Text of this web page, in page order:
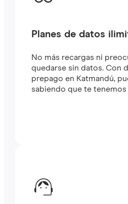
Planes de datos
No más recargas ni
quedarse sin datos. Con
prepago en Katmandú,
sabiendo que te